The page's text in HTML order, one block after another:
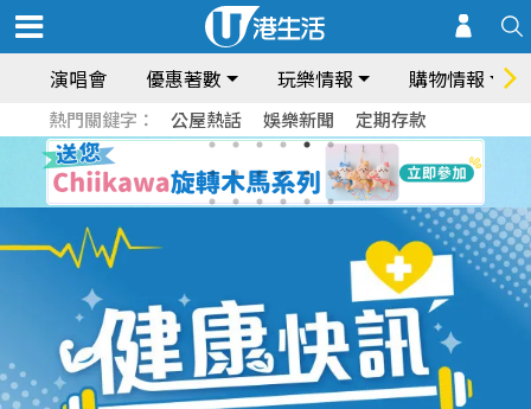
演唱會 優惠著數 玩樂情報 購物情報
熱門關鍵字： 公屋熱話 娛樂新聞 定期存款